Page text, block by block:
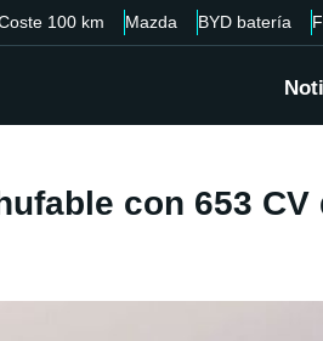
100 km Mazda BYD batería
con 653